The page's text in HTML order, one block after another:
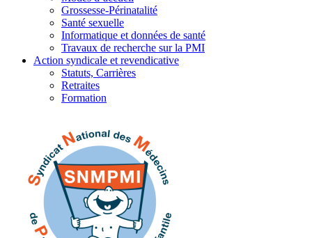
Grossesse-Périnatalité
Santé sexuelle
Informatique et données de santé
Travaux de recherche sur la PMI
Action syndicale et revendicative
Statuts, Carrières
Retraites
Formation